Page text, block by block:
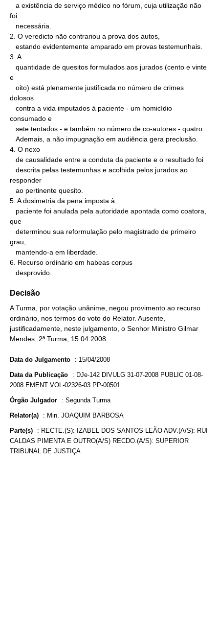
foi
2. O veredicto não contrariou a prova dos autos,
3. A
e
dolosos
consumado e
4. O nexo
responder
5. A dosimetria da pena imposta à
que
grau,
6. Recurso ordinário em habeas corpus
   desprovido.
Decisão
A Turma, por votação unânime, negou provimento ao recurso
ordinário, nos termos do voto do Relator. Ausente,
justificadamente, neste julgamento, o Senhor Ministro Gilmar
Mendes. 2ª Turma, 15.04.2008.
Data do Julgamento : 15/04/2008
Data da Publicação : DJe-142 DIVULG 31-07-2008 PUBLIC 01-08-
2008 EMENT VOL-02326-03 PP-00501
Órgão Julgador : Segunda Turma
Relator(a) : Min. JOAQUIM BARBOSA
Parte(s) : RECTE.(S): IZABEL DOS SANTOS LEÃO ADV.(A/S): RUI
CALDAS PIMENTA E OUTRO(A/S) RECDO.(A/S): SUPERIOR
TRIBUNAL DE JUSTIÇA